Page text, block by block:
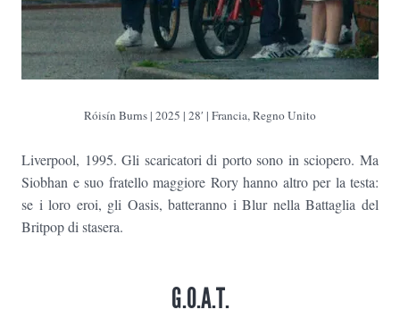
Róisín Burns | 2025 | 28′ | Francia, Regno Unito
Liverpool, 1995. Gli scaricatori di porto sono in sciopero. Ma
Siobhan e suo fratello maggiore Rory hanno altro per la testa:
se i loro eroi, gli Oasis, batteranno i Blur nella Battaglia del
Britpop di stasera.
G.O.A.T.